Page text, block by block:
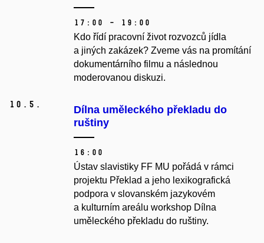
17:00 – 19:00
Kdo řídí pracovní život rozvozců jídla
a jiných zakázek? Zveme vás na promítání
dokumentárního filmu a následnou
moderovanou diskuzi.
10. 5.
Dílna uměleckého překladu do
ruštiny
16:00
Ústav slavistiky FF MU pořádá v rámci
projektu Překlad a jeho lexikografická
podpora v slovanském jazykovém
a kulturním areálu workshop Dílna
uměleckého překladu do ruštiny.